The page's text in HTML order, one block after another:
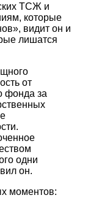
ТСЖ и
которые
видит он и
лишатся
от
фонда за
одни
он.
моментов: